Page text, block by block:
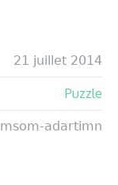
21 juillet 2014
Puzzle
msom-adartimn